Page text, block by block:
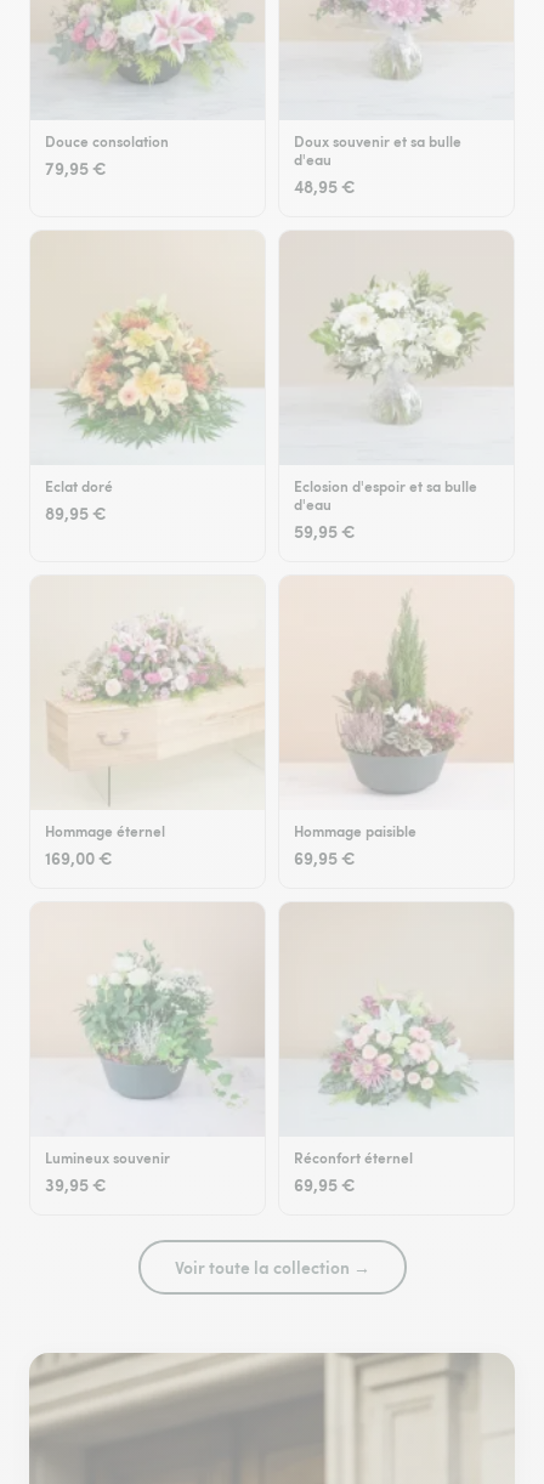
Douce consolation
79,95 €
Doux souvenir et sa bulle
d'eau
48,95 €
Eclat doré
89,95 €
Eclosion d'espoir et sa bulle
d'eau
59,95 €
Hommage éternel
169,00 €
Hommage paisible
69,95 €
Lumineux souvenir
39,95 €
Réconfort éternel
69,95 €
Voir toute la collection →